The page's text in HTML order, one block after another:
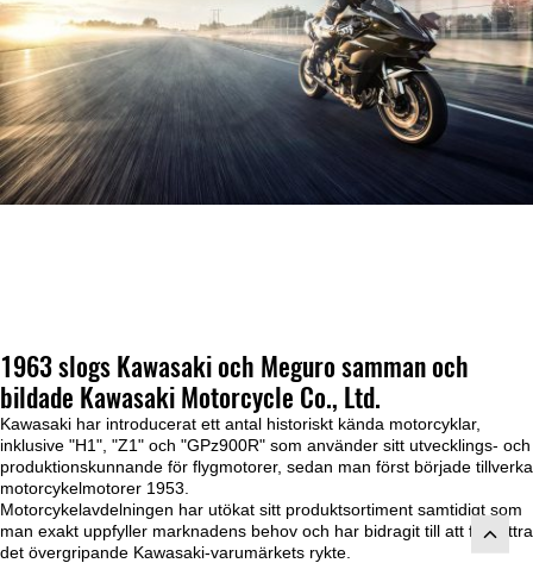
1963 slogs Kawasaki och Meguro samman och
bildade Kawasaki Motorcycle Co., Ltd.
Kawasaki har introducerat ett antal historiskt kända motorcyklar,
inklusive "H1", "Z1" och "GPz900R" som använder sitt utvecklings- och
produktionskunnande för flygmotorer, sedan man först började tillverka
motorcykelmotorer 1953.
Motorcykelavdelningen har utökat sitt produktsortiment samtidigt som
man exakt uppfyller marknadens behov och har bidragit till att förbättra
det övergripande Kawasaki-varumärkets rykte.